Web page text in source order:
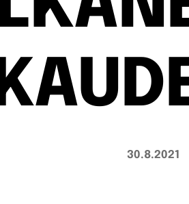
30.8.2021